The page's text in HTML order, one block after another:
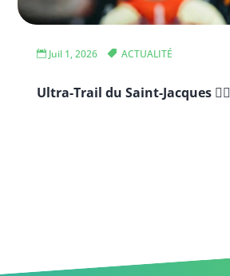
Ultra-Trail du Saint-Jacques 🏃‍♂️
Juil 1, 2026 ACTUALITÉ